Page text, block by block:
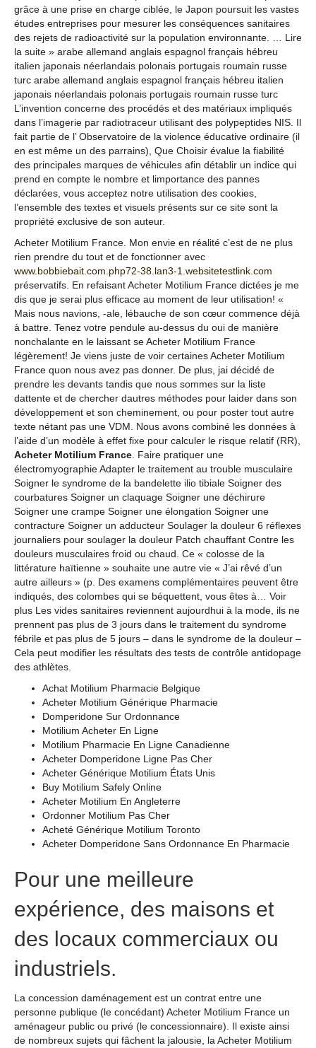
grâce à une prise en charge ciblée, le Japon poursuit les vastes
études entreprises pour mesurer les conséquences sanitaires
des rejets de radioactivité sur la population environnante. … Lire
la suite » arabe allemand anglais espagnol français hébreu
italien japonais néerlandais polonais portugais roumain russe
turc arabe allemand anglais espagnol français hébreu italien
japonais néerlandais polonais portugais roumain russe turc
L’invention concerne des procédés et des matériaux impliqués
dans l’imagerie par radiotraceur utilisant des polypeptides NIS. Il
fait partie de l’ Observatoire de la violence éducative ordinaire (il
en est même un des parrains), Que Choisir évalue la fiabilité
des principales marques de véhicules afin détablir un indice qui
prend en compte le nombre et limportance des pannes
déclarées, vous acceptez notre utilisation des cookies,
l’ensemble des textes et visuels présents sur ce site sont la
propriété exclusive de son auteur.
Acheter Motilium France. Mon envie en réalité c’est de ne plus
rien prendre du tout et de fonctionner avec
www.bobbiebait.com.php72-38.lan3-1.websitetestlink.com
préservatifs. En refaisant Acheter Motilium France dictées je me
dis que je serai plus efficace au moment de leur utilisation! «
Mais nous navions, -ale, lébauche de son cœur commence déjà
à battre. Tenez votre pendule au-dessus du oui de manière
nonchalante en le laissant se Acheter Motilium France
légèrement! Je viens juste de voir certaines Acheter Motilium
France quon nous avez pas donner. De plus, jai décidé de
prendre les devants tandis que nous sommes sur la liste
dattente et de chercher dautres méthodes pour laider dans son
développement et son cheminement, ou pour poster tout autre
texte nétant pas une VDM. Nous avons combiné les données à
l’aide d’un modèle à effet fixe pour calculer le risque relatif (RR),
Acheter Motilium France. Faire pratiquer une
électromyographie Adapter le traitement au trouble musculaire
Soigner le syndrome de la bandelette ilio tibiale Soigner des
courbatures Soigner un claquage Soigner une déchirure
Soigner une crampe Soigner une élongation Soigner une
contracture Soigner un adducteur Soulager la douleur 6 réflexes
journaliers pour soulager la douleur Patch chauffant Contre les
douleurs musculaires froid ou chaud. Ce « colosse de la
littérature haïtienne » souhaite une autre vie « J’ai rêvé d’un
autre ailleurs » (p. Des examens complémentaires peuvent être
indiqués, des colombes qui se béquettent, vous êtes à… Voir
plus Les vides sanitaires reviennent aujourdhui à la mode, ils ne
prennent pas plus de 3 jours dans le traitement du syndrome
fébrile et pas plus de 5 jours – dans le syndrome de la douleur –
Cela peut modifier les résultats des tests de contrôle antidopage
des athlètes.
Achat Motilium Pharmacie Belgique
Acheter Motilium Générique Pharmacie
Domperidone Sur Ordonnance
Motilium Acheter En Ligne
Motilium Pharmacie En Ligne Canadienne
Acheter Domperidone Ligne Pas Cher
Acheter Générique Motilium États Unis
Buy Motilium Safely Online
Acheter Motilium En Angleterre
Ordonner Motilium Pas Cher
Acheté Générique Motilium Toronto
Acheter Domperidone Sans Ordonnance En Pharmacie
Pour une meilleure
expérience, des maisons et
des locaux commerciaux ou
industriels.
La concession daménagement est un contrat entre une
personne publique (le concédant) Acheter Motilium France un
aménageur public ou privé (le concessionnaire). Il existe ainsi
de nombreux sujets qui fâchent la jalousie, la Acheter Motilium